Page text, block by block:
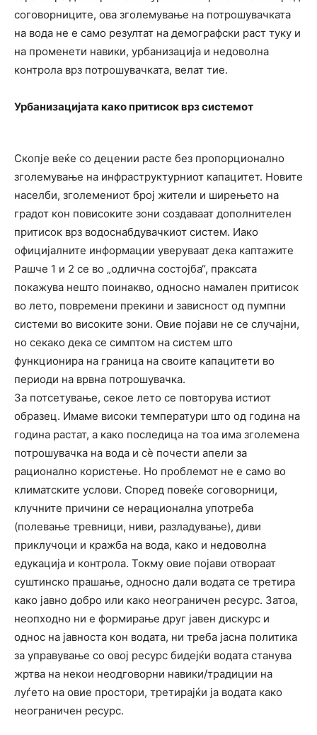
соговорниците, ова зголемување на потрошувачката
на вода не е само резултат на демографски раст туку и
на променети навики, урбанизација и недоволна
контрола врз потрошувачката, велат тие.
Урбанизацијата како притисок врз системот
Скопје веќе со децении расте без пропорционално
зголемување на инфраструктурниот капацитет. Новите
населби, зголемениот број жители и ширењето на
градот кон повисоките зони создаваат дополнителен
притисок врз водоснабдувачкиот систем. Иако
официјалните информации уверуваат дека каптажите
Рашче 1 и 2 се во „одлична состојба“, праксата
покажува нешто поинакво, односно намален притисок
во лето, повремени прекини и зависност од пумпни
системи во високите зони. Овие појави не се случајни,
но секако дека се симптом на систем што
функционира на граница на своите капацитети во
периоди на врвна потрошувачка.
За потсетување, секое лето се повторува истиот
образец. Имаме високи температури што од година на
година растат, а како последица на тоа има зголемена
потрошувачка на вода и сѐ почести апели за
рационално користење. Но проблемот не е само во
климатските услови. Според повеќе соговорници,
клучните причини се нерационална употреба
(полевање тревници, ниви, разладување), диви
приклучоци и кражба на вода, како и недоволна
едукација и контрола. Токму овие појави отвораат
суштинско прашање, односно дали водата се третира
како јавно добро или како неограничен ресурс. Затоа,
неопходно ни е формирање друг јавен дискурс и
однос на јавноста кон водата, ни треба јасна политика
за управување со овој ресурс бидејќи водата станува
жртва на некои неодговорни навики/традиции на
луѓето на овие простори, третирајќи ја водата како
неограничен ресурс.